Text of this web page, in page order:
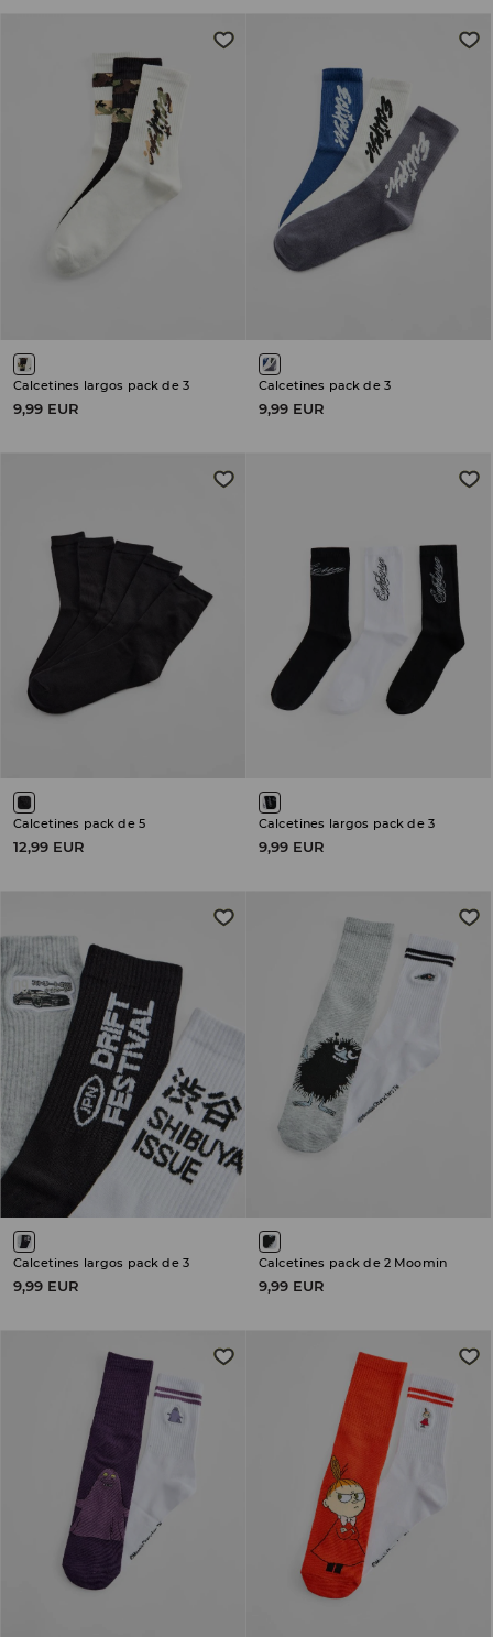
Calcetines largos pack de 3
9,99 EUR
Calcetines pack de 3
9,99 EUR
Calcetines pack de 5
12,99 EUR
Calcetines largos pack de 3
9,99 EUR
Calcetines largos pack de 3
9,99 EUR
Calcetines pack de 2 Moomin
9,99 EUR